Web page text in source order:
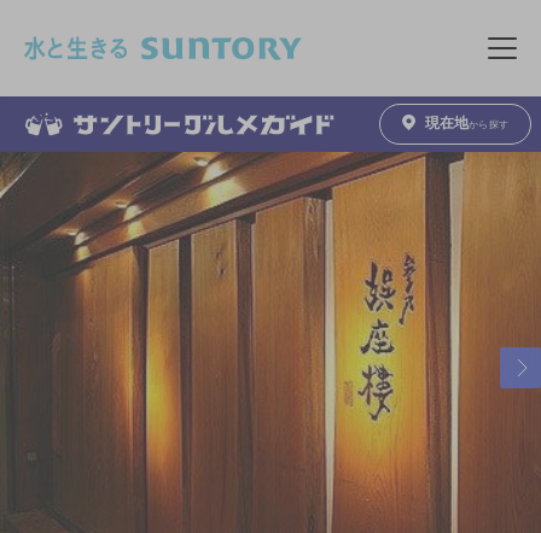
メニュ
現在地から探す